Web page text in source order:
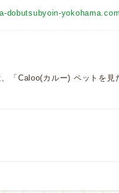
dobutsubyoin-yokohama.com
「Caloo(カルー) ペットを見